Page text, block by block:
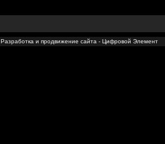
Разработка и продвижение сайта - Цифровой Элемент